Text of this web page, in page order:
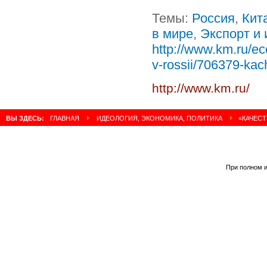
Темы: Россия,
в мире, Экспорт и
http://www.km.ru/
v-rossii/706379-
http://www.km.ru/
ВЫ ЗДЕСЬ: ГЛАВНАЯ ИДЕОЛОГИЯ, ЭКОНОМИКА, ПОЛИТИКА
При полном